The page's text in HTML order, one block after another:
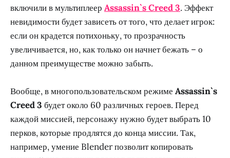
включили в мультиплеер Assassin`s Creed 3. Эффект
невидимости будет зависеть от того, что делает игрок:
если он крадется потихоньку, то прозрачность
увеличивается, но, как только он начнет бежать – о
данном преимуществе можно забыть.
Вообще, в многопользовательском режиме Assassin`s
Creed 3 будет около 60 различных героев. Перед
каждой миссией, персонажу нужно будет выбрать 10
перков, которые продлятся до конца миссии. Так,
например, умение Blender позволит копировать